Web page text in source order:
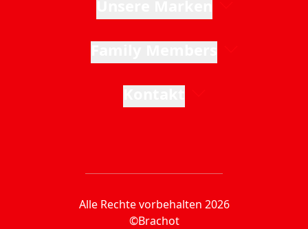
Alle Rechte vorbehalten 2026
©Brachot